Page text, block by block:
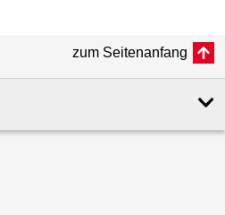
zum Seitenanfang